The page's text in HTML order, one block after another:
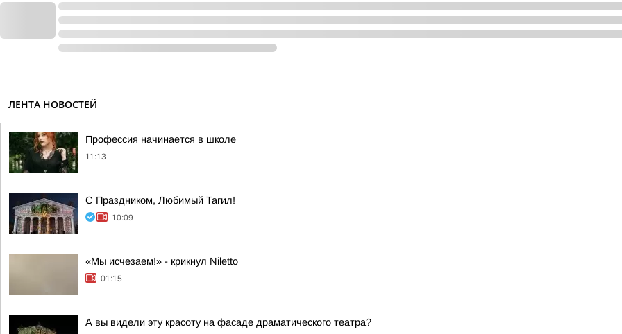
ЛЕНТА НОВОСТЕЙ
Профессия начинается в школе
11:13
С Праздником, Любимый Тагил!
10:09
«Мы исчезаем!» - крикнул Niletto
01:15
А вы видели эту красоту на фасаде драматического театра?